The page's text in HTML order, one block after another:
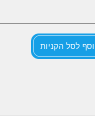
לסל הקניות